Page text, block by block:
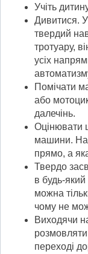
Учіть
Дивитися.
твердий
тротуару,
усіх
Помічати
або
далечінь.
Оцінювати
машини.
прямо, а
Твердо
в будь-
можна
чому не
Виходячи
переході